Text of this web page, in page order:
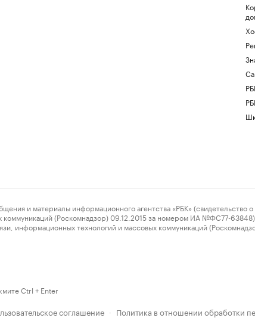
материалы информационного агентства «РБК» (свидетельство о
(Роскомнадзор) 09.12.2015 за номером ИА №ФС77-63848)
информационных технологий и массовых коммуникаций
Ctrl + Enter
соглашение · Политика в отношении обработки